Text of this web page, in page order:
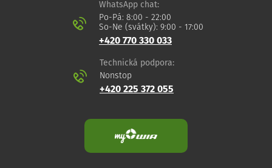
WhatsApp chat:
Po-Pá: 8:00 - 22:00
So-Ne (svátky): 9:00 - 17:00
+420 770 330 033
Technická podpora:
Nonstop
+420 225 372 055